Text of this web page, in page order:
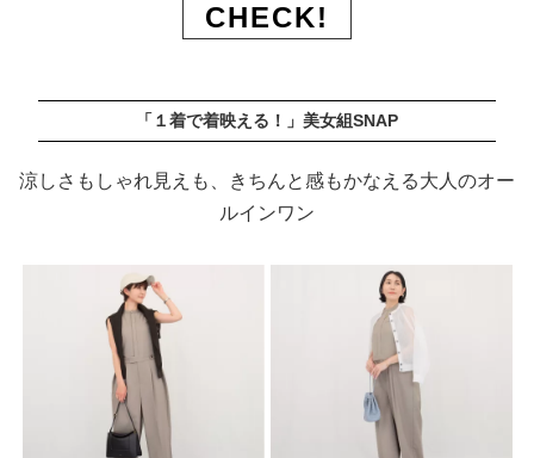
CHECK!
「１着で着映える！」美女組SNAP
涼しさもしゃれ見えも、きちんと感もかなえる大人のオー
ルインワン